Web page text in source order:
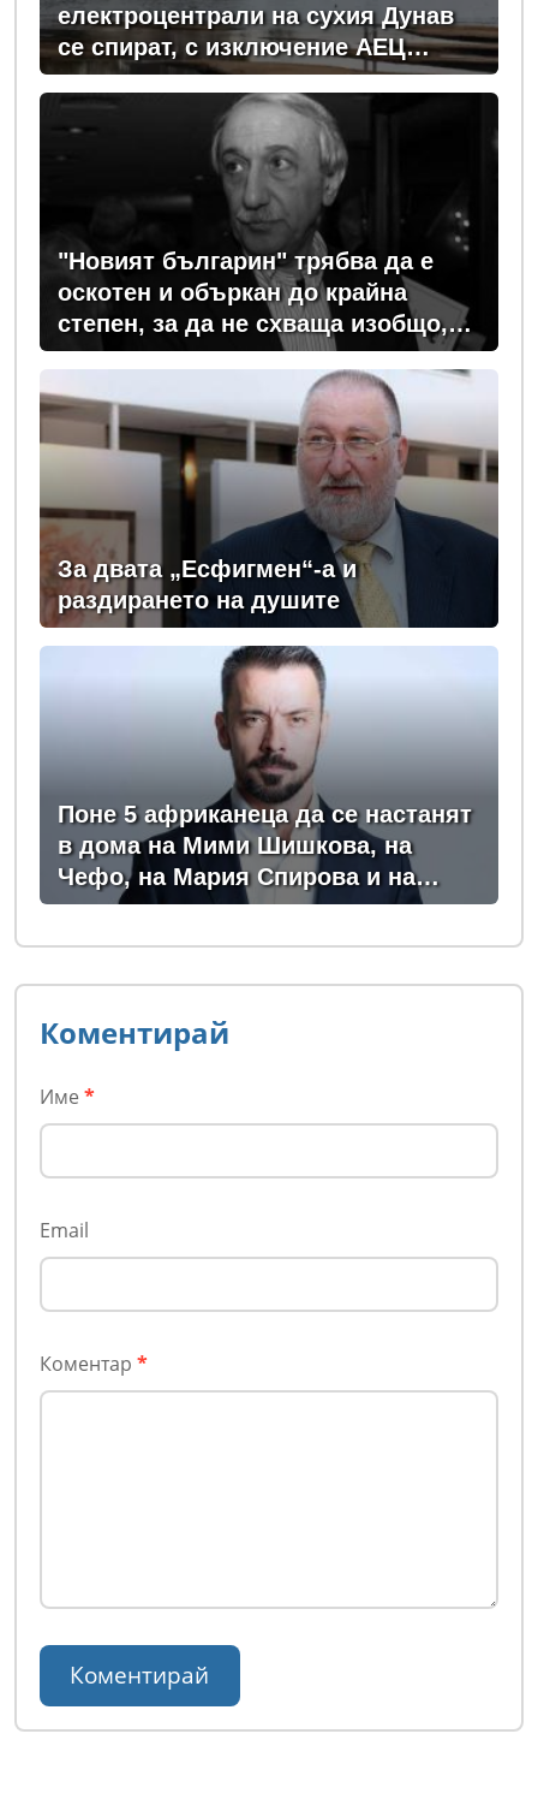
електроцентрали на сухия Дунав
се спират, с изключение АЕЦ
"Козлодуй"?
"Новият българин" трябва да е
оскотен и объркан до крайна
степен, за да не схваща изобщо,
какви хора се упражняват с него
За двата „Есфигмен“-а и
раздирането на душите
Поне 5 африканеца да се настанят
в дома на Мими Шишкова, на
Чефо, на Мария Спирова и на
Христо Комарницки
Коментирай
Име *
Email
Коментар *